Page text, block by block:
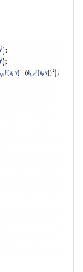
v]\)\)
v]\)
v]\)
v]\)